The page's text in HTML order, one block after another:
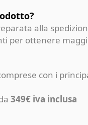
alla
per ottenere
con i
349€ iva inclusa